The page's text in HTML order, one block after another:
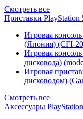
Смотреть все
Приставки PlayStation
Игровая
(Япония) (CFI-
Игровая
дисковода)
Игровая
дисководом)
Смотреть все
Аксессуары